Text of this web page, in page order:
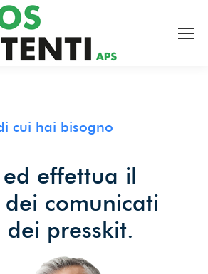
cui hai bisogno
effettua il
dei comunicati
presskit.
dal mondo
bancaria,
mano!
valere, insieme,